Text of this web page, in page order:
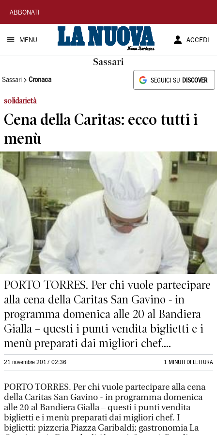
La
Nuova
Sardegna
ABBONATI
MENU ACCEDI
Sassari
Sassari Cronaca SEGUICI SU DISCOVER
solidarietà
Cena della Caritas: ecco tutti i
menù
PORTO TORRES. Per chi vuole partecipare
alla cena della Caritas San Gavino - in
programma domenica alle 20 al Bandiera
Gialla – questi i punti vendita biglietti e i
menù preparati dai migliori chef....
21 novembre 2017 02:36 1 MINUTI DI LETTURA
PORTO TORRES. Per chi vuole partecipare alla cena
della Caritas San Gavino - in programma domenica
alle 20 al Bandiera Gialla – questi i punti vendita
biglietti e i menù preparati dai migliori chef. I
biglietti: pizzeria Piazza Garibaldi; gastronomia La